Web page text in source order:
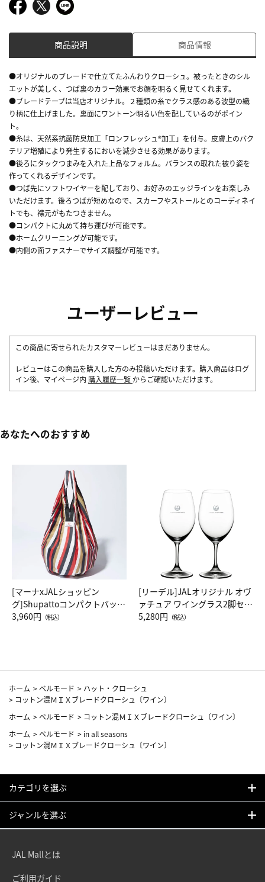
商品説明 商品情報
●オリジナルのブレードで仕立てたふんわりクローシュ。被ったときのシル
エットが美しく、つば裏のカラー効果でお顔を明るく見せてくれます。
●ブレードテープは当店オリジナル。２種類の糸でクラス感のある波型の織
り柄に仕上げました。裏面にワントーン明るい色を配しているのがポイン
ト。
●糸は、天然系抗菌防臭加工「ロンフレッシュ®加工」を付与。皮膚上のバク
テリア増殖により発生するにおいを減少させる効果があります。
●後ろにタックつまみを入れた上品なフォルム。バランスの取れた被り姿を
作ってくれるデザインです。
●つば先にソフトワイヤーを配しており、お好みのエッジラインをお楽しみ
いただけます。後ろつばが短めなので、スカーフやストールとのコーディネイ
トでも、襟元がもたつきません。
●コンパクトに丸めて持ち運びが可能です。
●ホームクリーニングが可能です。
●内側の面ファスナーでサイズ調整が可能です。
ユーザーレビュー
この商品に寄せられたカスタマーレビューはまだありません。
レビューはこの商品を購入した方のみ投稿いただけます。購入商品はログ
イン後、マイページ内 購入履歴一覧 からご確認いただけます。
あなたへのおすすめ
[マーナxJALショッピン
グ]Shupattoコンパクトバッグ
Drop JAL客室乗務員（LC）ス
3,960円 （税込）
[リーデル]JALオリジナル オヴ
ァチュア ワイングラス2脚セッ
ト（レッドワイン）
5,280円 （税込）
ホーム >ベルモード > ハット・クローシュ
> コットン混ＭＩＸブレードクローシュ〔ワイン〕
ホーム >ベルモード > コットン混ＭＩＸブレードクローシュ〔ワイン〕
ホーム >ベルモード > in all seasons
> コットン混ＭＩＸブレードクローシュ〔ワイン〕
カテゴリを選ぶ
ジャンルを選ぶ
JAL Mallとは
ご利用ガイド